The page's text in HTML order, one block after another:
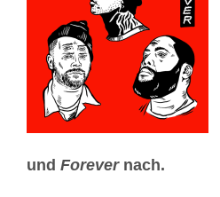
und Forevernach.